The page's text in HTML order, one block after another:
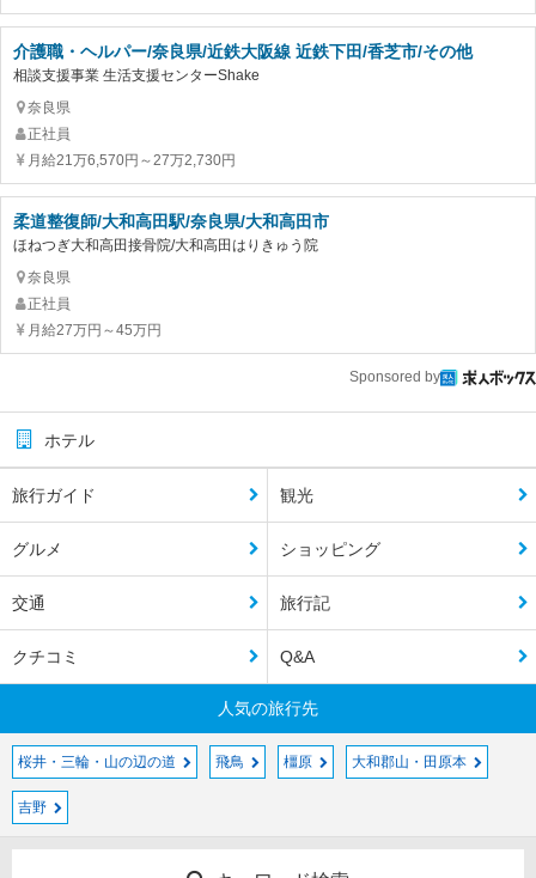
介護職・ヘルパー/奈良県/近鉄大阪線 近鉄下田/香芝市/その他
相談支援事業 生活支援センターShake
奈良県
正社員
月給21万6,570円～27万2,730円
柔道整復師/大和高田駅/奈良県/大和高田市
ほねつぎ大和高田接骨院/大和高田はりきゅう院
奈良県
正社員
月給27万円～45万円
Sponsored by
ホテル
旅行ガイド 観光
グルメ ショッピング
交通 旅行記
クチコミ Q&A
人気の旅行先
桜井・三輪・山の辺の道 飛鳥 橿原 大和郡山・田原本
吉野